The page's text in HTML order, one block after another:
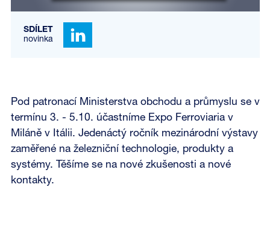
SDÍLET
novinka
Pod patronací Ministerstva obchodu a průmyslu se v
termínu 3. - 5.10. účastníme Expo Ferroviaria v
Miláně v Itálii. Jedenáctý ročník mezinárodní výstavy
zaměřené na železniční technologie, produkty a
systémy. Těšíme se na nové zkušenosti a nové
kontakty.